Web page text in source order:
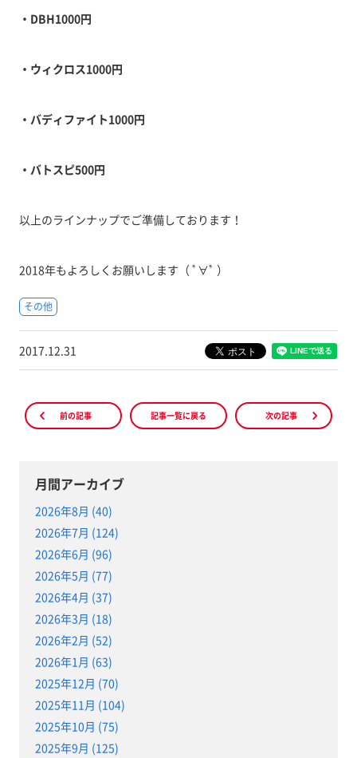
・DBH1000円
・ウィクロス1000円
・バディファイト1000円
・バトスピ500円
以上のラインナップでご準備しております！
2018年もよろしくお願いします（ ﾟ∀ﾟ ）
その他
2017.12.31
前の記事 記事一覧に戻る 次の記事
月間アーカイブ
2026年8月 (40)
2026年7月 (124)
2026年6月 (96)
2026年5月 (77)
2026年4月 (37)
2026年3月 (18)
2026年2月 (52)
2026年1月 (63)
2025年12月 (70)
2025年11月 (104)
2025年10月 (75)
2025年9月 (125)